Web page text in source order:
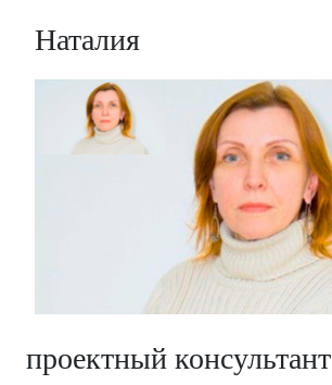
Наталия
проектный консультант